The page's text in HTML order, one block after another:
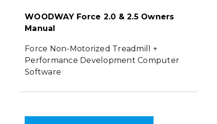
WOODWAY Force 2.0 & 2.5 Owners
Manual
Force Non-Motorized Treadmill +
Performance Development Computer
Software